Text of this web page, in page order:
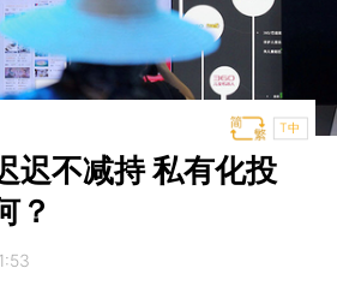
T中
迟不减持 私有化投
？